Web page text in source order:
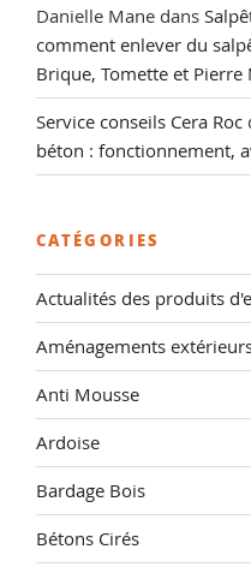
Danielle Mane dans
comment enlever du
Brique, Tomette et Pierre
Service conseils Cera Roc
béton : fonctionnement,
CATÉGORIES
Actualités des produits
Aménagements
Anti Mousse
Ardoise
Bardage Bois
Bétons Cirés